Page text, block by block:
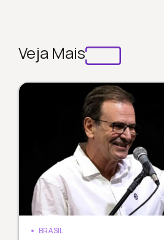
Veja Mais
BRASIL